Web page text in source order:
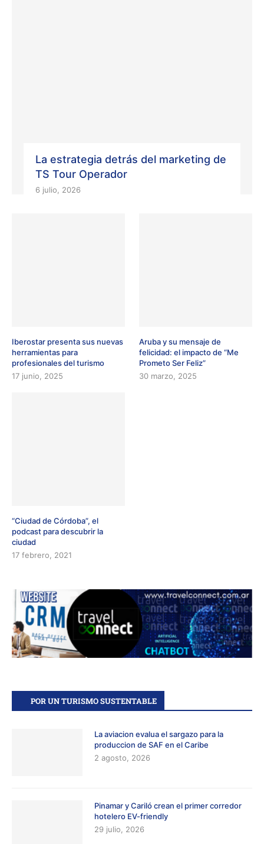
La estrategia detrás del marketing de
TS Tour Operador
6 julio, 2026
Iberostar presenta sus nuevas
herramientas para
profesionales del turismo
17 junio, 2025
Aruba y su mensaje de
felicidad: el impacto de “Me
Prometo Ser Feliz”
30 marzo, 2025
“Ciudad de Córdoba”, el
podcast para descubrir la
ciudad
17 febrero, 2021
POR UN TURISMO SUSTENTABLE
La aviacion evalua el sargazo para la
produccion de SAF en el Caribe
2 agosto, 2026
Pinamar y Cariló crean el primer corredor
hotelero EV-friendly
29 julio, 2026